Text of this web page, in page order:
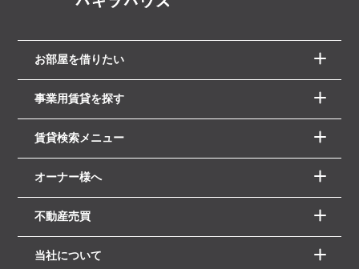
お部屋を借りたい
事業用賃貸を探す
賃貸検索メニュー
オーナー様へ
不動産売買
当社について